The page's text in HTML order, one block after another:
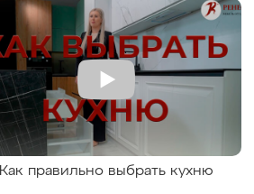
Как правильно выбрать кухню